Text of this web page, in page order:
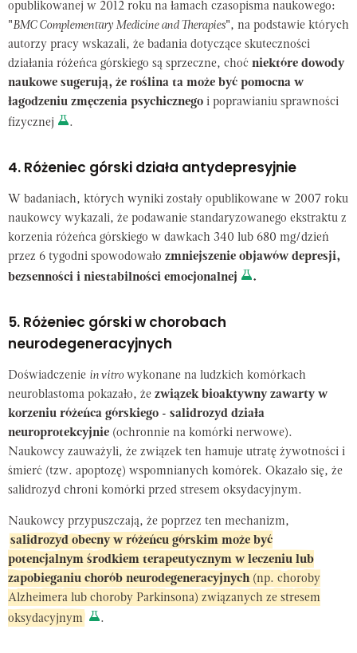
opublikowanej w 2012 roku na łamach czasopisma naukowego:
"BMC Complementary Medicine and Therapies", na podstawie których
autorzy pracy wskazali, że badania dotyczące skuteczności
działania różeńca górskiego są sprzeczne, choć niektóre dowody
naukowe sugerują, że roślina ta może być pomocna w
łagodzeniu zmęczenia psychicznego i poprawianiu sprawności
fizycznej
.
4. Różeniec górski działa antydepresyjnie
W badaniach, których wyniki zostały opublikowane w 2007 roku
naukowcy wykazali, że podawanie standaryzowanego ekstraktu z
korzenia różeńca górskiego w dawkach 340 lub 680 mg/dzień
przez 6 tygodni spowodowało zmniejszenie objawów depresji,
bezsenności i niestabilności emocjonalnej
.
5. Różeniec górski w chorobach
neurodegeneracyjnych
Doświadczenie in vitrowykonane na ludzkich komórkach
neuroblastoma pokazało, że związek bioaktywny zawarty w
korzeniu różeńca górskiego - salidrozyd działa
neuroprotekcyjnie (ochronnie na komórki nerwowe).
Naukowcy zauważyli, że związek ten hamuje utratę żywotności i
śmierć (tzw. apoptozę) wspomnianych komórek. Okazało się, że
salidrozyd chroni komórki przed stresem oksydacyjnym.
Naukowcy przypuszczają, że poprzez ten mechanizm,
salidrozyd obecny w różeńcu górskim może być
potencjalnym środkiem terapeutycznym w leczeniu lub
zapobieganiu chorób neurodegeneracyjnych(np. choroby
Alzheimera lub choroby Parkinsona) związanych ze stresem
oksydacyjnym
.